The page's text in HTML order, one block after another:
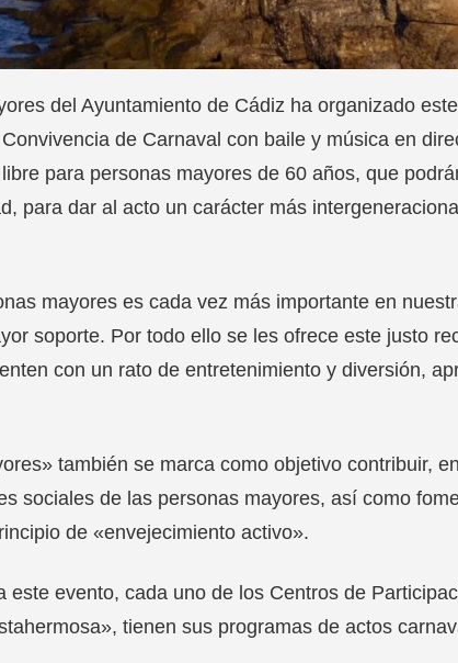
del Ayuntamiento de Cádiz ha organizado este
de Carnaval con baile y música en
para personas mayores de 60 años, que
para dar al acto un carácter más
mayores es cada vez más importante en
soporte. Por todo ello se les ofrece este justo
con un rato de entretenimiento y diversión,
también se marca como objetivo contribuir,
sociales de las personas mayores, así como
de «envejecimiento activo».
este evento, cada uno de los Centros de
tienen sus programas de actos